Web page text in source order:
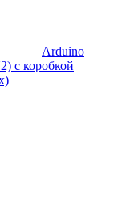
Arduino
с коробкой